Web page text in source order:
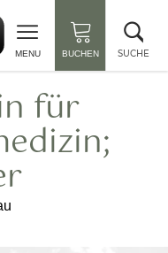
MENU BUCHEN SUCHE
für